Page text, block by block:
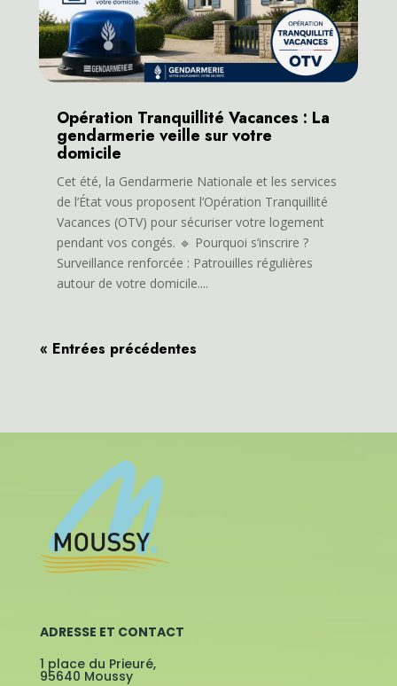
Opération Tranquillité Vacances : La
gendarmerie veille sur votre
domicile
Cet été, la Gendarmerie Nationale et les services
de l’État vous proposent l’Opération Tranquillité
Vacances (OTV) pour sécuriser votre logement
pendant vos congés. 🔹 Pourquoi s’inscrire ?
Surveillance renforcée : Patrouilles régulières
autour de votre domicile....
« Entrées précédentes
ADRESSE ET CONTACT
1 place du Prieuré,
95640 Moussy